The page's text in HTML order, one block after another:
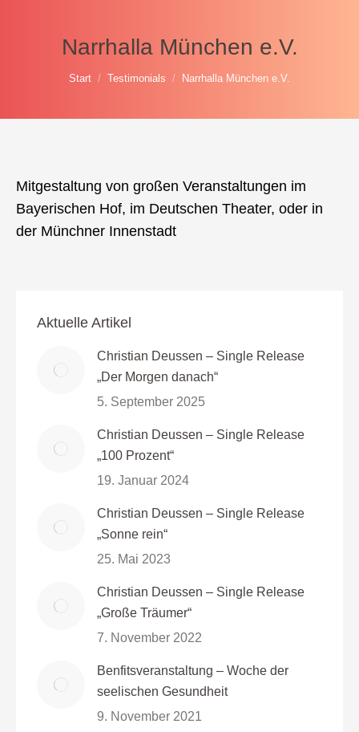
Narrhalla München e.V.
Sie befinden sich hier:
Start Testimonials Narrhalla München e.V.
Mitgestaltung von großen Veranstaltungen im
Bayerischen Hof, im Deutschen Theater, oder in
der Münchner Innenstadt
Aktuelle Artikel
Christian Deussen – Single Release
„Der Morgen danach“
5. September 2025
Christian Deussen – Single Release
„100 Prozent“
19. Januar 2024
Christian Deussen – Single Release
„Sonne rein“
25. Mai 2023
Christian Deussen – Single Release
„Große Träumer“
7. November 2022
Benfitsveranstaltung – Woche der
seelischen Gesundheit
9. November 2021